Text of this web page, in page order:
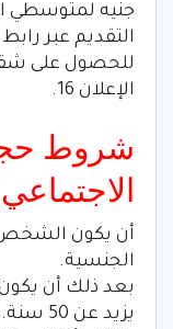
جنيه لمتوسطي
الإعلان 16.
شروط
الاجتماعي 2022
أن يكون الشخص
الجنسية.
يزيد عن 50 سنة.